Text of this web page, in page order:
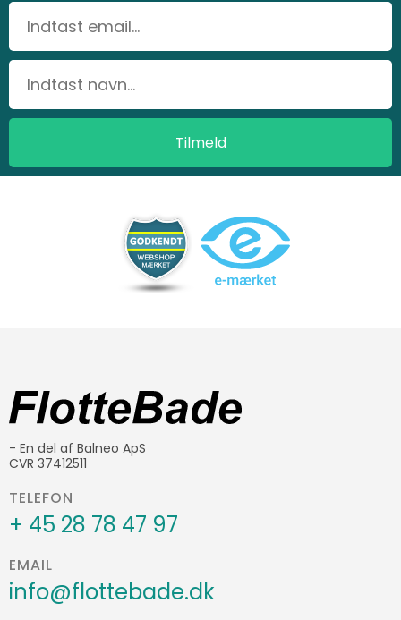
- En del af Balneo ApS
CVR 37412511
TELEFON
+ 45 28 78 47 97
EMAIL
info@flottebade.dk